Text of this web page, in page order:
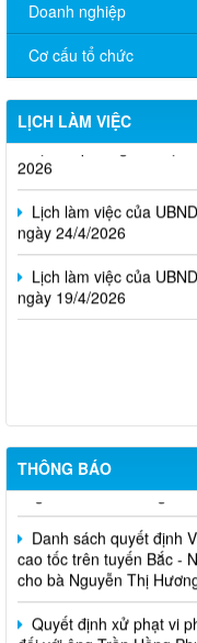
Doanh nghiệp
Cơ cấu tổ chức
LỊCH LÀM VIỆC
Thông báo Lịch làm
Lịch tiếp công dân định
2026
Lịch làm việc của
ngày 24/4/2026
Lịch làm việc của
ngày 19/4/2026
THÔNG BÁO
Niêm yết công khai về
ông Trần Đình Thắng
Danh sách quyết định
cao tốc trên tuyến Bắc -
cho bà Nguyễn Thị
Quyết định xử phạt vi
đối với ông Trần Hồng